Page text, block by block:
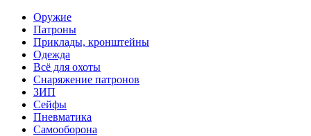
Оружие
Патроны
Приклады, кронштейны
Одежда
Всё для охоты
Снаряжение патронов
ЗИП
Сейфы
Пневматика
Самооборона